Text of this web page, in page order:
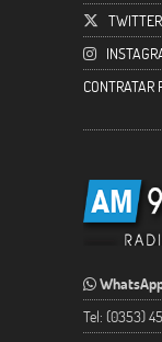
TWITTER
CONTRATAR
Tel: (0353)